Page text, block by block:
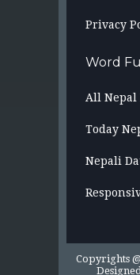
Privacy
Word
All Nepal
Today
Nepali
Copyrights